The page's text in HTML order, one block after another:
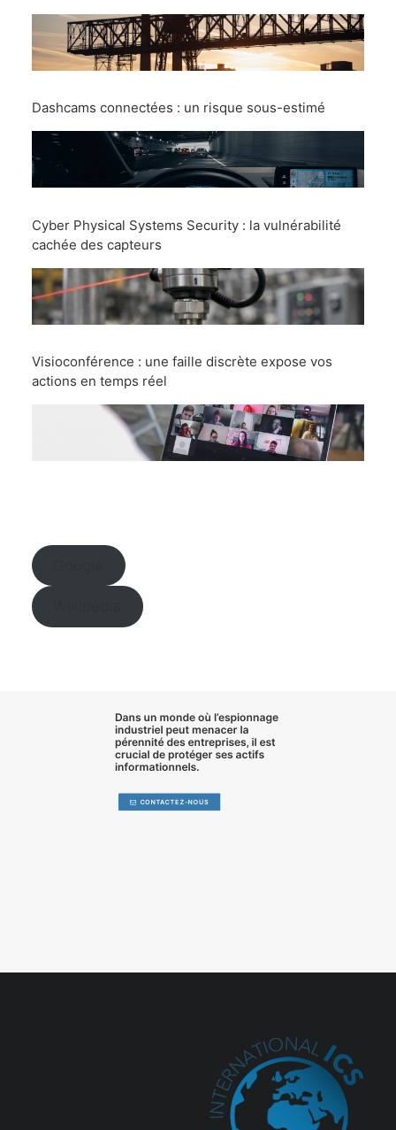
Dashcams connectées : un risque sous-estimé
Cyber Physical Systems Security : la vulnérabilité
cachée des capteurs
Visioconférence : une faille discrète expose vos
actions en temps réel
Dans un monde où l’espionnage
industriel peut menacer la
pérennité des entreprises, il est
crucial de protéger ses actifs
informationnels.
CONTACTEZ-NOUS